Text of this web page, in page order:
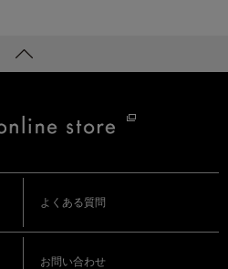
よくある質問
お問い合わせ